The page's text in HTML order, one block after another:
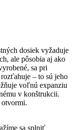
dosiek vyžaduje
ale pôsobia aj ako
sa pri
– to sú jeho
voľnú expanziu
v konštrukcii.
sa splniť